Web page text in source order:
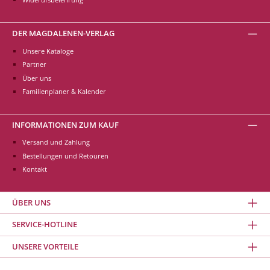
DER MAGDALENEN-VERLAG
Unsere Kataloge
Partner
Über uns
Familienplaner & Kalender
INFORMATIONEN ZUM KAUF
Versand und Zahlung
Bestellungen und Retouren
Kontakt
ÜBER UNS
SERVICE-HOTLINE
UNSERE VORTEILE